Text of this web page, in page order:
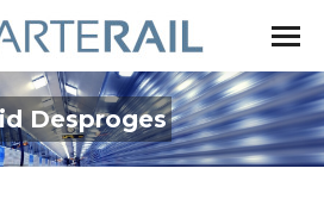
Desproges
Sie befinden sich hier: